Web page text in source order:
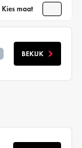
Kies maat
BEKIJK